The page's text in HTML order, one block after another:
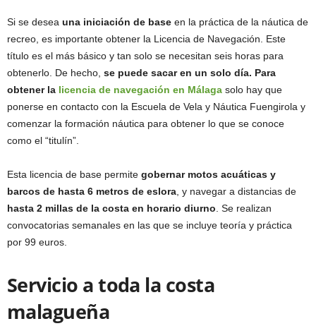
Si se desea una iniciación de base en la práctica de la náutica de
recreo, es importante obtener la Licencia de Navegación. Este
título es el más básico y tan solo se necesitan seis horas para
obtenerlo. De hecho, se puede sacar en un solo día. Para
obtener la licencia de navegación en Málaga solo hay que
ponerse en contacto con la Escuela de Vela y Náutica Fuengirola y
comenzar la formación náutica para obtener lo que se conoce
como el “titulín”.
Esta licencia de base permite gobernar motos acuáticas y
barcos de hasta 6 metros de eslora, y navegar a distancias de
hasta 2 millas de la costa en horario diurno. Se realizan
convocatorias semanales en las que se incluye teoría y práctica
por 99 euros.
Servicio a toda la costa
malagueña